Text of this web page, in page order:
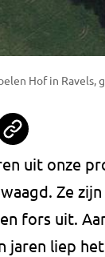
Hof in Ravels,
uit onze
Ze
fors uit.
jaren liep